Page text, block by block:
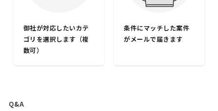
御社が対応したいカテ
ゴリを選択します（複
数可）
条件にマッチした案件
がメールで届きます
Q&A